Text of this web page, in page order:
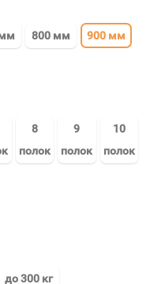
800 мм 900 мм
8
полок
9
полок
10
полок
до 300 кг